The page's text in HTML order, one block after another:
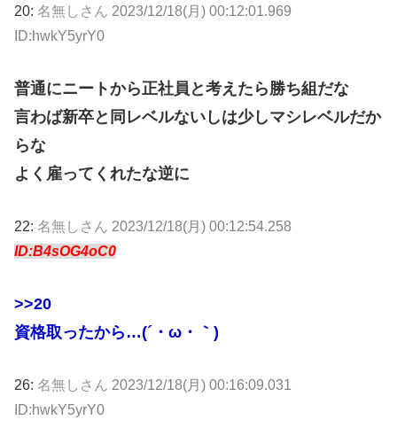
20: 名無しさん 2023/12/18(月) 00:12:01.969
ID:hwkY5yrY0
普通にニートから正社員と考えたら勝ち組だな
言わば新卒と同レベルないしは少しマシレベルだか
らな
よく雇ってくれたな逆に
22: 名無しさん 2023/12/18(月) 00:12:54.258
ID:B4sOG4oC0
>>20
資格取ったから…(´・ω・｀)
26: 名無しさん 2023/12/18(月) 00:16:09.031
ID:hwkY5yrY0